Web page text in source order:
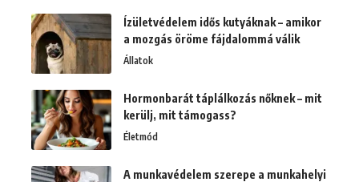
Ízületvédelem idős kutyáknak – amikor
a mozgás öröme fájdalommá válik
Állatok
Hormonbarát táplálkozás nőknek – mit
kerülj, mit támogass?
Életmód
A munkavédelem szerepe a munkahelyi